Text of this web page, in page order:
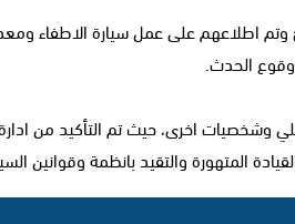
على عمل سيارة الاطفاء
الحدث.
وشخصيات اخرى، حيث تم التأكيد من
المتهورة والتقيد بانظمة وقوانين